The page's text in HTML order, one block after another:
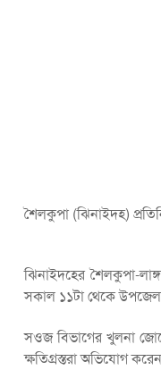
শৈলকুপা (ঝিনাইদহ)
ঝিনাইদহের শৈলকুপা-
সকাল ১১টা থেকে
সওজ বিভাগের খুলনা
ক্ষতিগ্রস্তরা অভিযোগ